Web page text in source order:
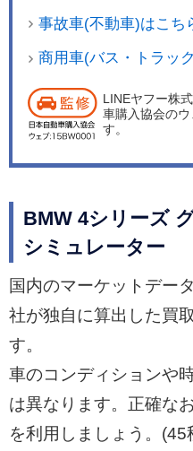
事故車(不動車)はこち
商用車(バス・トラッ
LINEヤフー株
車購入協会の
す。
BMW 4シリーズ
シミュレーター
国内のマーケットデー
社が独自に算出した買
す。
車のコンディションや
は異なります。正確な
を利用しましょう。